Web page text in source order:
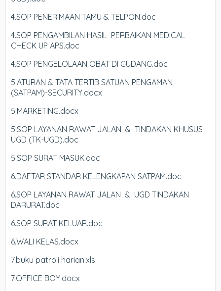
4.SOP PENERIMAAN TAMU & TELPON.doc
4.SOP PENGAMBILAN HASIL PERBAIKAN MEDICAL
CHECK UP APS.doc
4.SOP PENGELOLAAN OBAT DI GUDANG.doc
5.ATURAN & TATA TERTIB SATUAN PENGAMAN
(SATPAM)-SECURITY.docx
5.MARKETING.docx
5.SOP LAYANAN RAWAT JALAN & TINDAKAN KHUSUS
UGD (TK-UGD).doc
5.SOP SURAT MASUK.doc
6.DAFTAR STANDAR KELENGKAPAN SATPAM.doc
6.SOP LAYANAN RAWAT JALAN & UGD TINDAKAN
DARURAT.doc
6.SOP SURAT KELUAR.doc
6.WALI KELAS.docx
7.buku patroli harian.xls
7.OFFICE BOY.docx